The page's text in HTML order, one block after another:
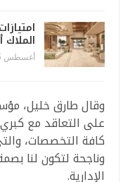
أغسطس 5, 2026
وقال طارق خليل،
على التعاقد مع
كافة التخصصات،
وناجحة لتكون لنا
الإدارية.